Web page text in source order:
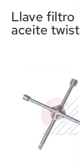
Llave filtro
aceite twist